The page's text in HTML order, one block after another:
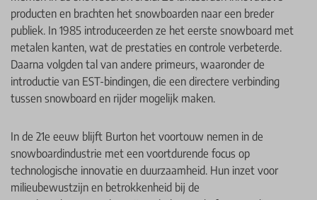
producten en brachten het snowboarden naar een breder
publiek. In 1985 introduceerden ze het eerste snowboard met
metalen kanten, wat de prestaties en controle verbeterde.
Daarna volgden tal van andere primeurs, waaronder de
introductie van EST-bindingen, die een directere verbinding
tussen snowboard en rijder mogelijk maken.
In de 21e eeuw blijft Burton het voortouw nemen in de
snowboardindustrie met een voortdurende focus op
technologische innovatie en duurzaamheid. Hun inzet voor
milieubewustzijn en betrokkenheid bij de